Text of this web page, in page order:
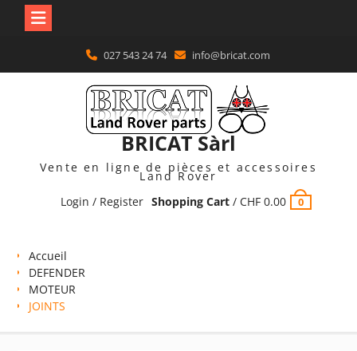
content
027 543 24 74 info@bricat.com
BRICAT Sàrl
Vente en ligne de pièces et accessoires
Land Rover
Login / Register Shopping Cart/ CHF0.00 0
Accueil
DEFENDER
MOTEUR
JOINTS